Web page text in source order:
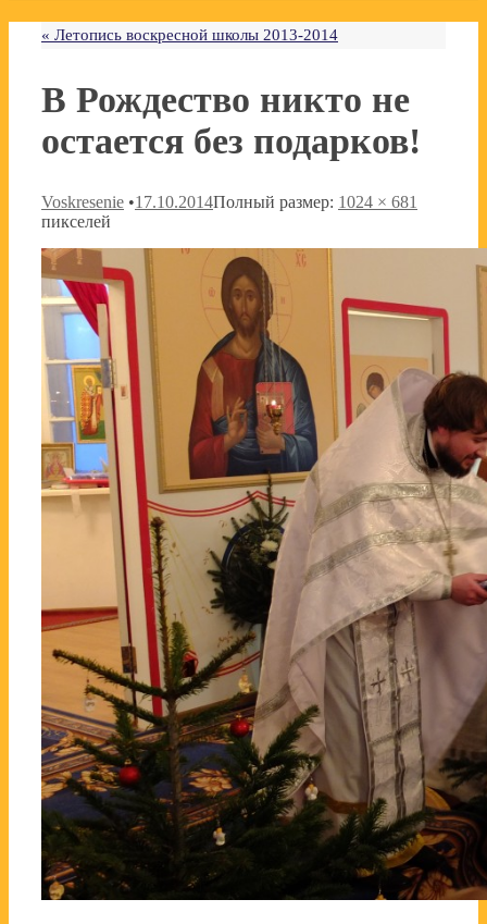
« Летопись воскресной школы 2013-2014
В Рождество никто не
остается без подарков!
Voskresenie •17.10.2014Полный размер: 1024 × 681
пикселей